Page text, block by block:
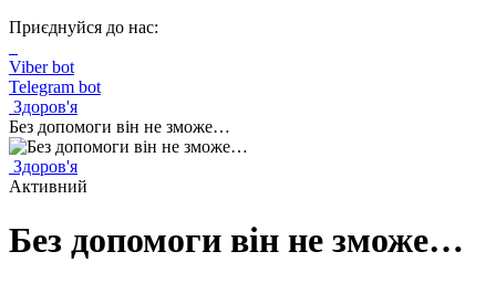
Приєднуйся до нас:
Viber bot
Telegram bot
Здоров'я
Без допомоги він не зможе…
Здоров'я
Активний
Без допомоги він не зможе…